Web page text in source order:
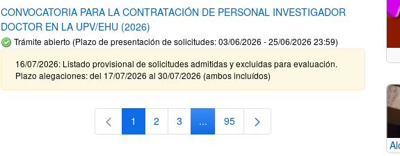
CONVOCATORIA PARA LA CONTRATACIÓN DE PERSONAL INVESTIGADOR
DOCTOR EN LA UPV/EHU (2026)
Trámite abierto (Plazo de presentación de solicitudes: 03/06/2026 - 25/06/2026 23:59)
16/07/2026: Listado provisional de solicitudes admitidas y excluidas para evaluación.
Plazo alegaciones: del 17/07/2026 al 30/07/2026 (ambos incluídos)
Página
1 Página
2 Página
3 ...Páginas intermedias Use TAB para
Página
95